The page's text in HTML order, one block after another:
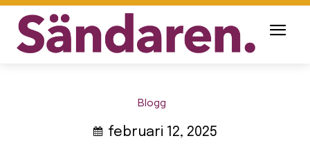
Blogg
februari 12, 2025